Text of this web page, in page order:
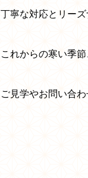
丁寧な対応とリー
これからの寒い季
ご見学やお問い合